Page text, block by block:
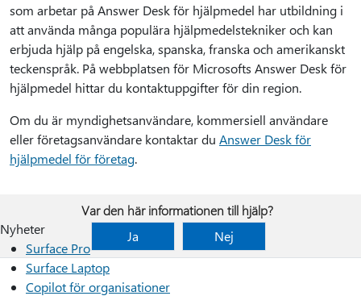
som arbetar på Answer Desk för hjälpmedel har utbildning i
att använda många populära hjälpmedelstekniker och kan
erbjuda hjälp på engelska, spanska, franska och amerikanskt
teckenspråk. På webbplatsen för Microsofts Answer Desk för
hjälpmedel hittar du kontaktuppgifter för din region.
Om du är myndighetsanvändare, kommersiell användare
eller företagsanvändare kontaktar du Answer Desk för
hjälpmedel för företag.
Var den här informationen till hjälp?
Ja
Nej
Nyheter
Surface Pro
Surface Laptop
Copilot för organisationer